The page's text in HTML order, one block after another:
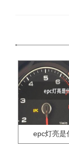
epc灯亮是